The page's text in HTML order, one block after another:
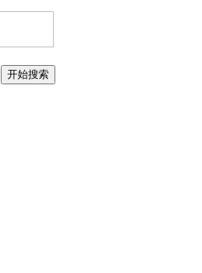
开始搜索